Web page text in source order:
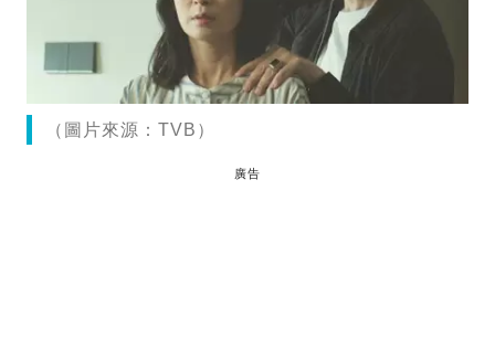
（圖片來源：TVB）
廣告